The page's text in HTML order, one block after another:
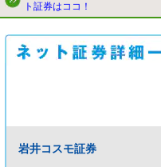
ト証券はココ！
岩井コスモ証券